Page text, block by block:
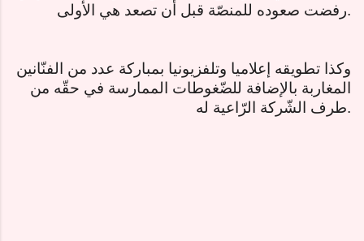
رفضت صعوده للمنصّة قبل أن تصعد هي الأولى.
وكذا تطويقه إعلاميا وتلفزيونيا بمباركة عدد من الفنّانين
المغاربة بالإضافة للضّغوطات الممارسة في حقّه من
طرف الشّركة الرّاعية له.